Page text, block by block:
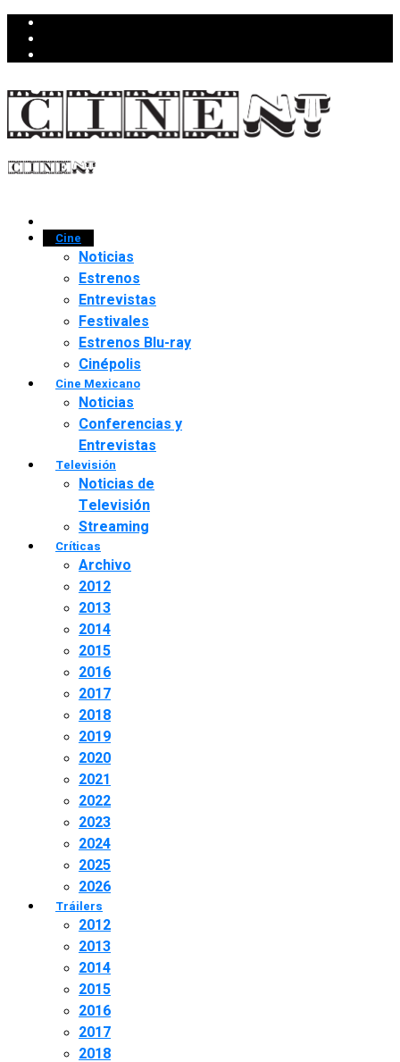
Cine
Noticias
Estrenos
Entrevistas
Festivales
Estrenos Blu-ray
Cinépolis
Cine Mexicano
Noticias
Conferencias y
Entrevistas
Televisión
Noticias de
Televisión
Streaming
Críticas
Archivo
2012
2013
2014
2015
2016
2017
2018
2019
2020
2021
2022
2023
2024
2025
2026
Tráilers
2012
2013
2014
2015
2016
2017
2018